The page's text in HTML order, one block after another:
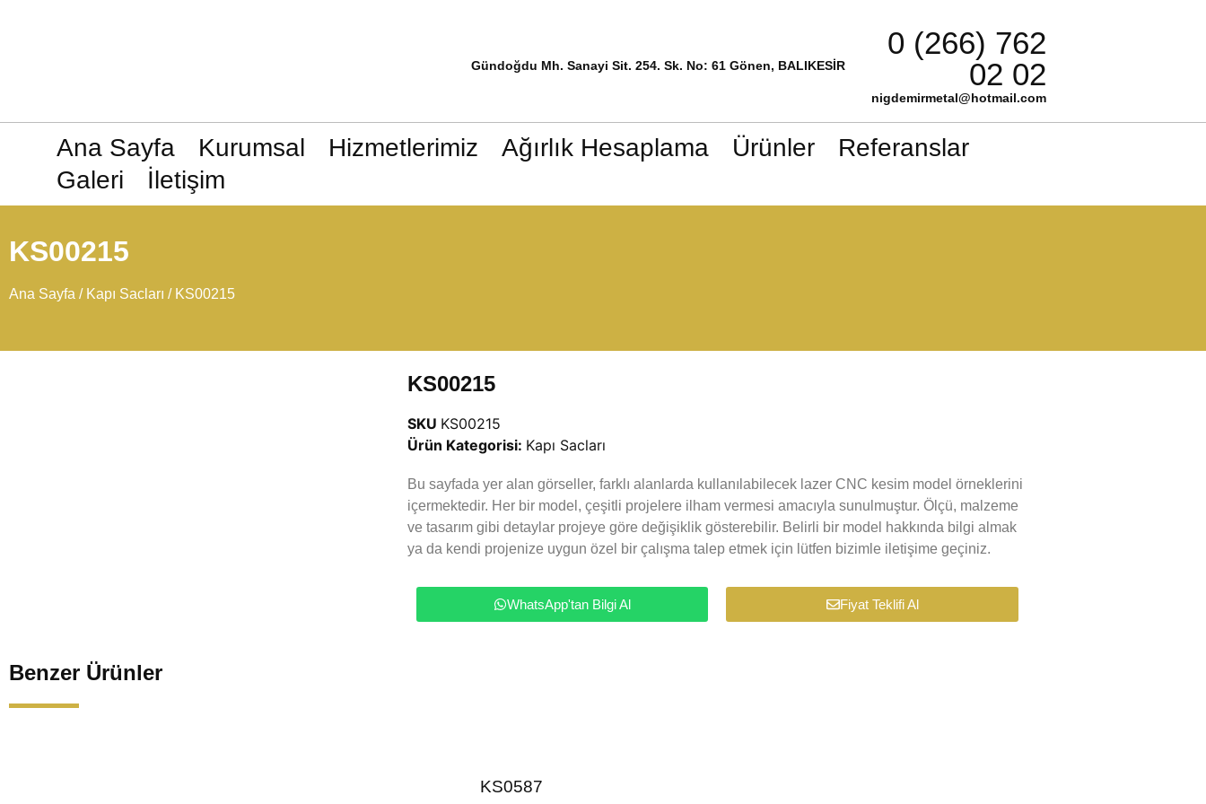
Gündoğdu Mh. Sanayi Sit. 254. Sk. No: 61 Gönen, BALIKESİR
0 (266) 762
02 02
nigdemirmetal@hotmail.com
Ana Sayfa Kurumsal Hizmetlerimiz Ağırlık Hesaplama Ürünler
Referanslar
Galeri
İletişim
KS00215
Ana Sayfa / Kapı Sacları / KS00215
KS00215
SKU KS00215
Ürün Kategorisi: Kapı Sacları
Bu sayfada yer alan görseller, farklı alanlarda kullanılabilecek lazer CNC kesim model örneklerini
içermektedir. Her bir model, çeşitli projelere ilham vermesi amacıyla sunulmuştur. Ölçü, malzeme
ve tasarım gibi detaylar projeye göre değişiklik gösterebilir. Belirli bir model hakkında bilgi almak
ya da kendi projenize uygun özel bir çalışma talep etmek için lütfen bizimle iletişime geçiniz.
WhatsApp'tan Bilgi Al Fiyat Teklifi Al
Benzer Ürünler
KS0587